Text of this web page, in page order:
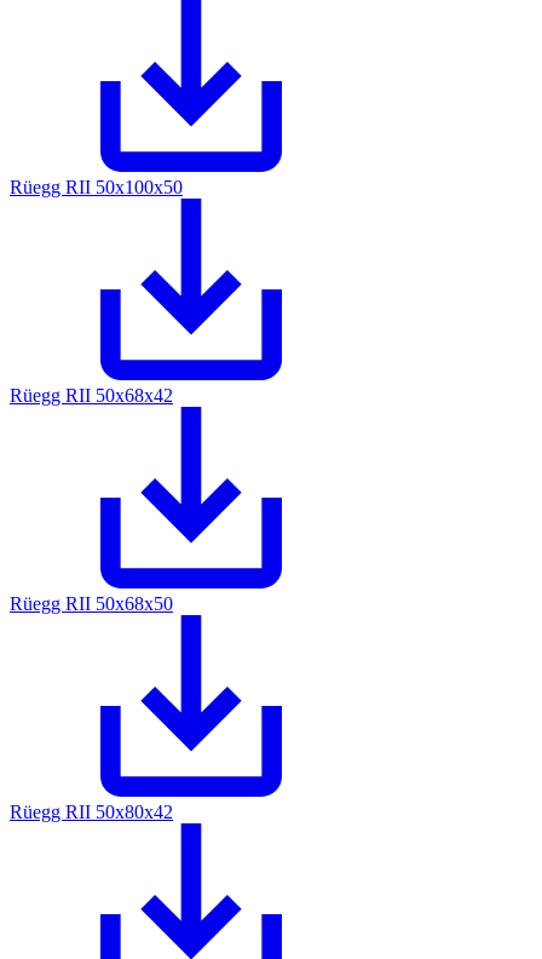
Rüegg RII 50x100x50
Rüegg RII 50x68x42
Rüegg RII 50x68x50
Rüegg RII 50x80x42